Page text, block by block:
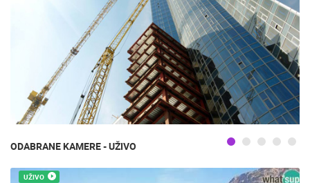
ODABRANE KAMERE - UŽIVO
UŽIVO